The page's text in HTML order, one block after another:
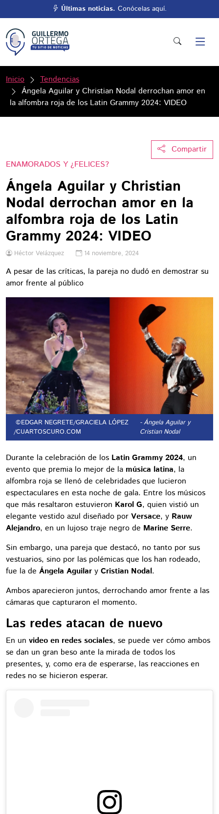
Últimas noticias. Conócelas aquí.
Inicio
Tendencias
Ángela Aguilar y Christian Nodal derrochan amor en
la alfombra roja de los Latin Grammy 2024: VIDEO
Compartir
ENAMORADOS Y ¿FELICES?
Ángela Aguilar y Christian
Nodal derrochan amor en la
alfombra roja de los Latin
Grammy 2024: VIDEO
Héctor Velázquez 14 noviembre, 2024
A pesar de las críticas, la pareja no dudó en demostrar su
amor frente al público
©EDGAR NEGRETE/GRACIELA LÓPEZ
/CUARTOSCURO.COM
- Ángela Aguilar y
Cristian Nodal
Durante la celebración de los Latin Grammy 2024, un
evento que premia lo mejor de la música latina, la
alfombra roja se llenó de celebridades que lucieron
espectaculares en esta noche de gala. Entre los músicos
que más resaltaron estuvieron Karol G, quien vistió un
elegante vestido azul diseñado por Versace, y Rauw
Alejandro, en un lujoso traje negro de Marine Serre.
Sin embargo, una pareja que destacó, no tanto por sus
vestuarios, sino por las polémicas que los han rodeado,
fue la de Ángela Aguilar y Cristian Nodal.
Ambos aparecieron juntos, derrochando amor frente a las
cámaras que capturaron el momento.
Las redes atacan de nuevo
En un video en redes sociales, se puede ver cómo ambos
se dan un gran beso ante la mirada de todos los
presentes, y, como era de esperarse, las reacciones en
redes no se hicieron esperar.